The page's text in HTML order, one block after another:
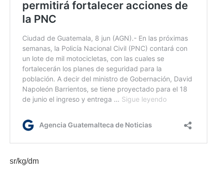
sr/kg/dm